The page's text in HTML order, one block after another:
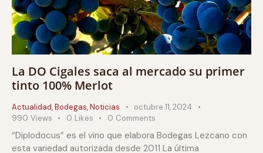
La DO Cigales saca al mercado su primer
tinto 100% Merlot
Actualidad,Bodegas,Noticias
octubre 11, 2024
990 Views 0 Likes 0 Comments
“Diplodocus” es el vino que elabora Bodegas Lezcano con
esta variedad autorizada desde 2011 La última